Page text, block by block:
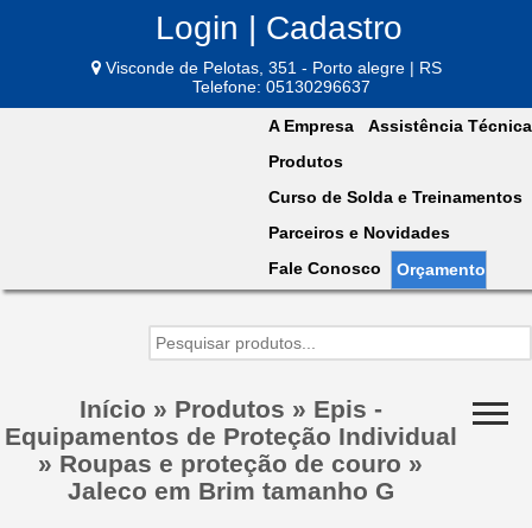
Login | Cadastro
Visconde de Pelotas, 351 - Porto alegre | RS
Telefone: 05130296637
A Empresa
Assistência Técnica
Produtos
Curso de Solda e Treinamentos
Parceiros e Novidades
Fale Conosco
Orçamento
Início » Produtos » Epis -
Equipamentos de Proteção Individual
» Roupas e proteção de couro »
Jaleco em Brim tamanho G